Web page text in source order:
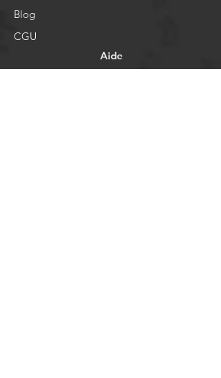
Blog
CGU
Aide